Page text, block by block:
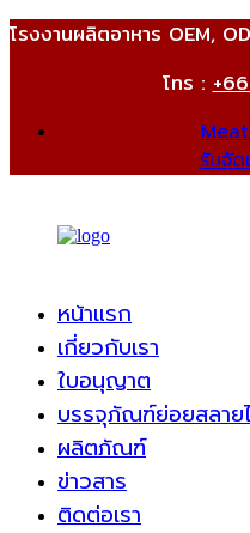
โรงงานผลิตอาหาร OEM,
โทร :
รับจั
หน้าแรก
เกี่ยวกับเรา
ใบอนุญาต
บรรจุภัณฑ์ย่อยสลาย
ผลิตภัณฑ์
ข่าวสาร
ติดต่อเรา